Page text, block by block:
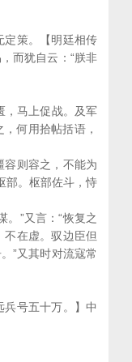
定策。【明廷相传
而犹自云：“朕非
，马上促战。及军
何用拾帖括语，
容则容之，不能为
部。枢部佐斗，恃
”又言：“恢复之
在虚。驭边臣但
”又其时对流寇常
号五十万。】中